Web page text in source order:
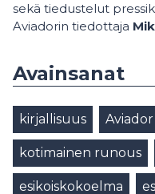
sekä tiedustelut
Aviadorin tiedottaja
Avainsanat
kirjallisuus
kotimainen runous
esikoiskokoelma